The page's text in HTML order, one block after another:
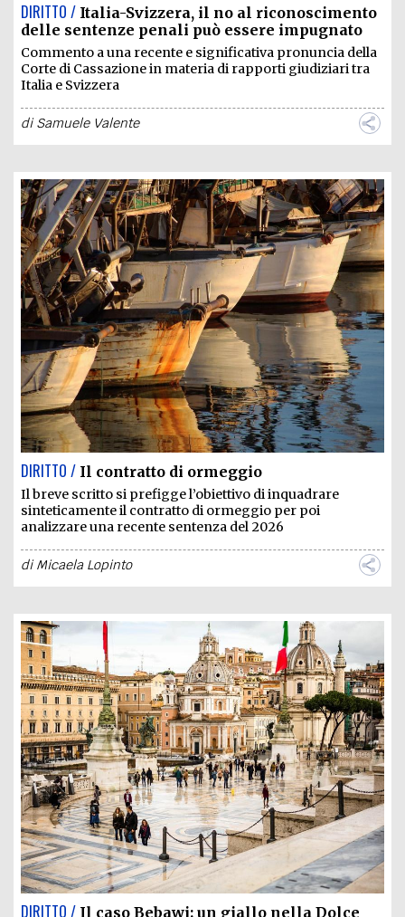
DIRITTO / Italia-Svizzera, il no al riconoscimento
delle sentenze penali può essere impugnato
Commento a una recente e significativa pronuncia della
Corte di Cassazione in materia di rapporti giudiziari tra
Italia e Svizzera
diSamuele Valente
DIRITTO / Il contratto di ormeggio
Il breve scritto si prefigge l’obiettivo di inquadrare
sinteticamente il contratto di ormeggio per poi
analizzare una recente sentenza del 2026
diMicaela Lopinto
DIRITTO / Il caso Bebawi: un giallo nella Dolce